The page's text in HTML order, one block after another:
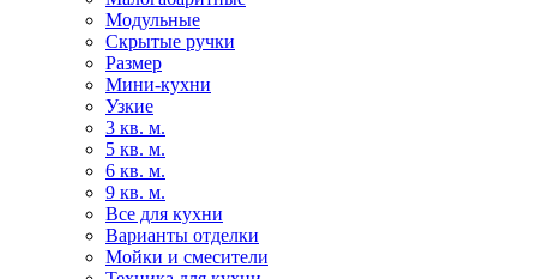
Модульные
Скрытые ручки
Размер
Мини-кухни
Узкие
3 кв. м.
5 кв. м.
6 кв. м.
9 кв. м.
Все для кухни
Варианты отделки
Мойки и смесители